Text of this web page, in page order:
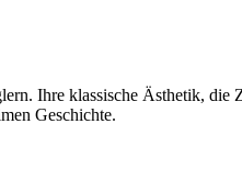
Ihre klassische Ästhetik,
Geschichte.